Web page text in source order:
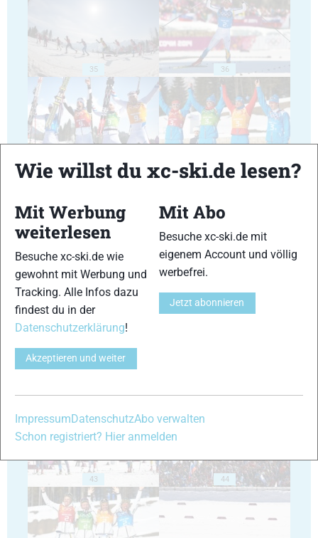
35 36
37 38
39
43 44
Wie willst du xc-ski.de lesen?
Mit Werbung
weiterlesen
Besuche xc-ski.de wie
gewohnt mit Werbung und
Tracking. Alle Infos dazu
findest du in der
Datenschutzerklärung!
Akzeptieren und weiter
Mit Abo
Besuche xc-ski.de mit
eigenem Account und völlig
werbefrei.
Jetzt abonnieren
Impressum DatenschutzAbo verwalten
Schon registriert? Hier anmelden